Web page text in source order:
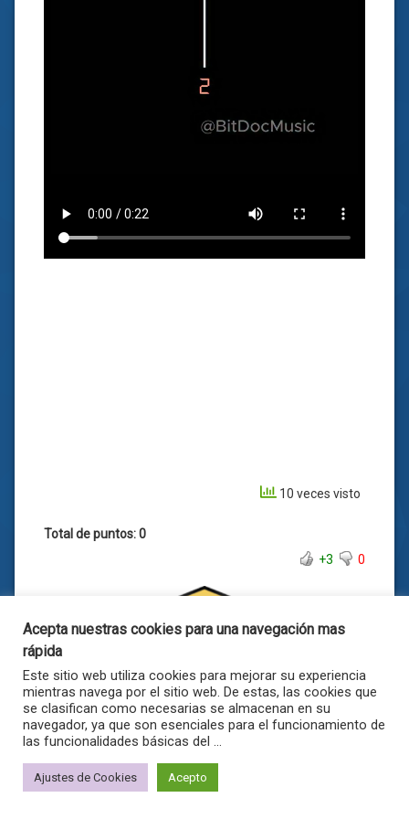
10 veces visto
Total de puntos: 0
+3
0
Temápolis
Acepta nuestras cookies para una navegación mas
rápida
Este sitio web utiliza cookies para mejorar su experiencia
mientras navega por el sitio web. De estas, las cookies que
se clasifican como necesarias se almacenan en su
navegador, ya que son esenciales para el funcionamiento de
las funcionalidades básicas del ...
Ajustes de Cookies Acepto